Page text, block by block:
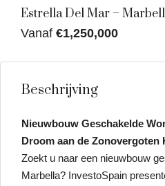
Estrella Del Mar –
Vanaf €1,250,000
Beschrijving
Nieuwbouw Geschakelde
Droom aan de Zonovergoten
Zoekt u naar een nieuwbouw
Marbella? InvestoSpain